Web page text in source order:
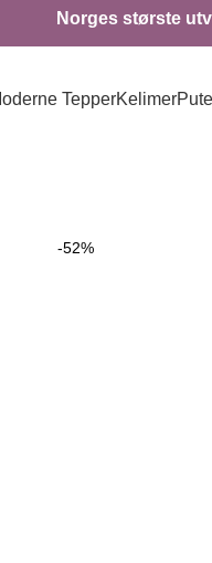
Norges største
TepperKelimer
-52%